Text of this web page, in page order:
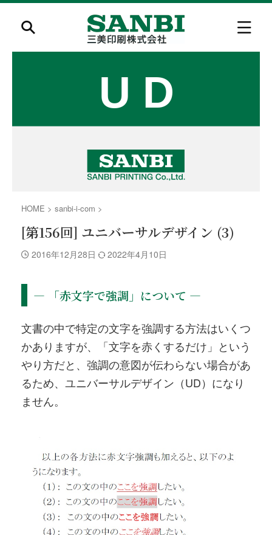
HOME > sanbi-i-com >
[第156回] ユニバーサルデザイン (3)
2016年12月28日 2022年4月10日
― 「赤文字で強調」について ―
文書の中で特定の文字を強調する方法はいくつ
かありますが、「文字を赤くするだけ」という
やり方だと、強調の意図が伝わらない場合があ
るため、ユニバーサルデザイン（UD）になり
ません。